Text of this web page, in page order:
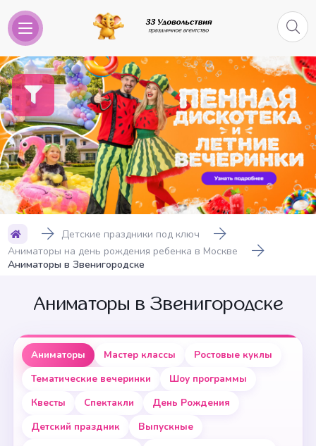
Детские праздники под ключ
Аниматоры на день рождения ребенка в Москве
Аниматоры в Звенигородске
Аниматоры в Звенигородске
Аниматоры Мастер классы
Ростовые куклы
Тематические вечеринки
Шоу программы
Квесты
Спектакли
День Рождения
Детский праздник
Выпускные